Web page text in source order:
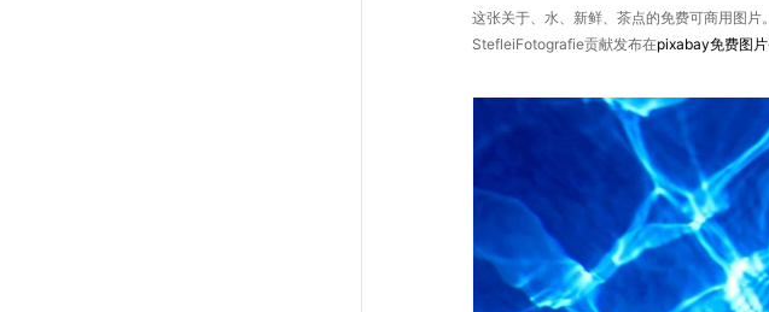
这张关于、水、新鲜、茶点的免费可商用图
StefleiFotografie贡献发布在pixabay免费图片